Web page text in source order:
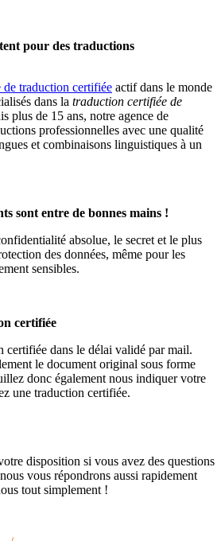
pour des traductions
de traduction certifiée actif dans le monde
dans la traduction certifiée de
plus de 15 ans, notre agence de
professionnelles avec une qualité
et combinaisons linguistiques à un
sont entre de bonnes mains !
absolue, le secret et le plus
des données, même pour les
sensibles.
certifiée
certifiée dans le délai validé par mail.
le document original sous forme
donc également nous indiquer votre
une traduction certifiée.
disposition si vous avez des questions
vous répondrons aussi rapidement
tout simplement !